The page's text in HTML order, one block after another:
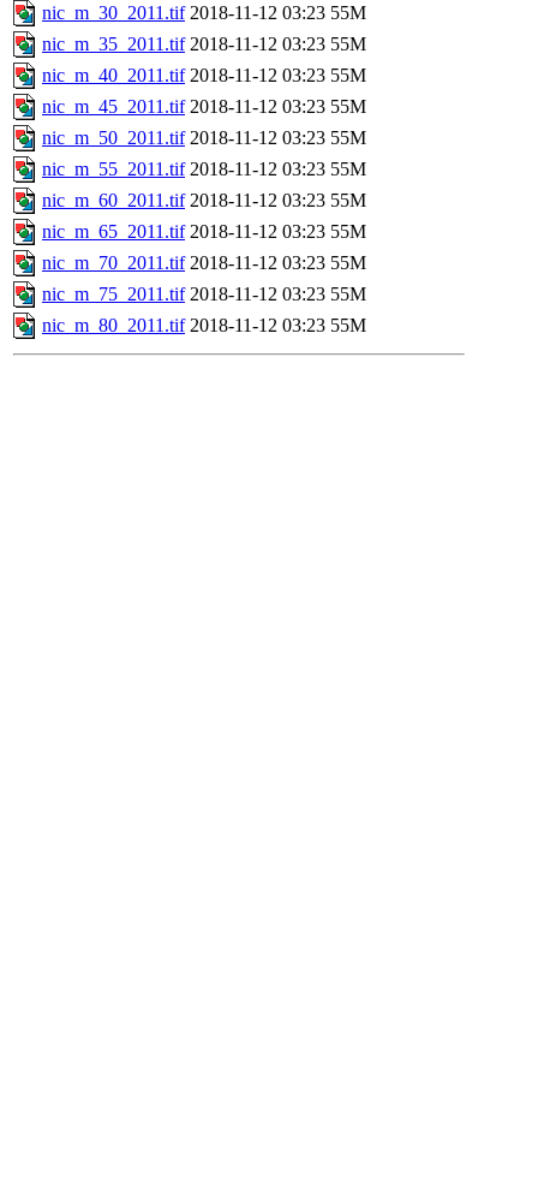
nic_m_30_2011.tif 2018-11-12 03:23 55M
nic_m_35_2011.tif 2018-11-12 03:23 55M
nic_m_40_2011.tif 2018-11-12 03:23 55M
nic_m_45_2011.tif 2018-11-12 03:23 55M
nic_m_50_2011.tif 2018-11-12 03:23 55M
nic_m_55_2011.tif 2018-11-12 03:23 55M
nic_m_60_2011.tif 2018-11-12 03:23 55M
nic_m_65_2011.tif 2018-11-12 03:23 55M
nic_m_70_2011.tif 2018-11-12 03:23 55M
nic_m_75_2011.tif 2018-11-12 03:23 55M
nic_m_80_2011.tif 2018-11-12 03:23 55M